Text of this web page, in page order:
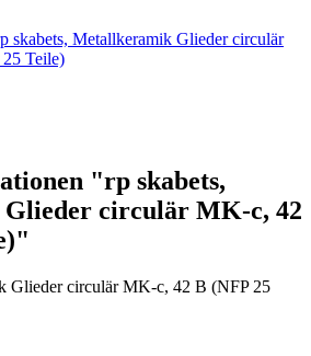
skabets, Metallkeramik Glieder circulär
Teile)
"rp skabets,
circulär MK-c, 42
Glieder circulär MK-c, 42 B (NFP 25